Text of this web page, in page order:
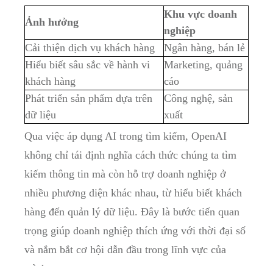
Ảnh hưởng
Khu vực doanh
nghiệp
Cải thiện dịch vụ khách hàng
Ngân hàng, bán lẻ
Hiểu biết sâu sắc về hành vi
khách hàng
Marketing, quảng
cáo
Phát triển sản phẩm dựa trên
dữ liệu
Công nghệ, sản
xuất
Qua việc áp dụng AI trong tìm kiếm, OpenAI
không chỉ tái định nghĩa cách thức chúng ta tìm
kiếm thông tin mà còn hỗ trợ doanh nghiệp ở
nhiều phương diện khác nhau, từ hiểu biết khách
hàng đến quản lý dữ liệu. Đây là bước tiến quan
trọng giúp doanh nghiệp thích ứng với thời đại số
và nắm bắt cơ hội dẫn đầu trong lĩnh vực của